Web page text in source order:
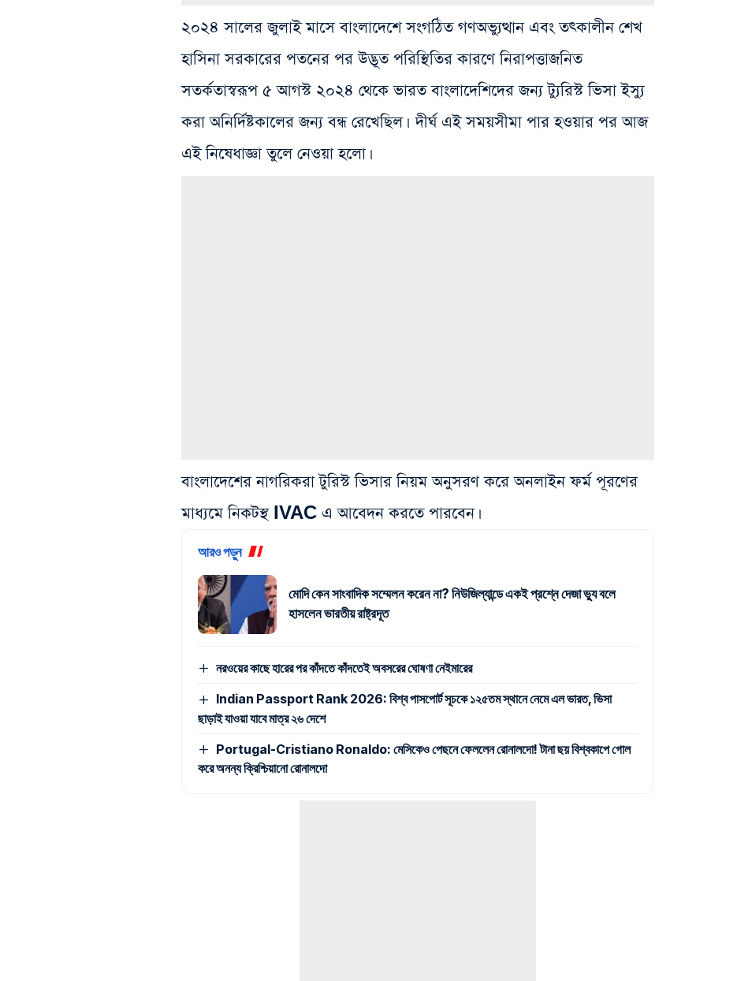
২০২৪ সালের জুলাই মাসে বাংলাদেশে সংগঠিত গণঅভ্যুত্থান এবং তৎকালীন শেখ
হাসিনা সরকারের পতনের পর উদ্ভূত পরিস্থিতির কারণে নিরাপত্তাজনিত
সতর্কতাস্বরূপ ৫ আগস্ট ২০২৪ থেকে ভারত বাংলাদেশিদের জন্য ট্যুরিস্ট ভিসা ইস্যু
করা অনির্দিষ্টকালের জন্য বন্ধ রেখেছিল। দীর্ঘ এই সময়সীমা পার হওয়ার পর আজ
এই নিষেধাজ্ঞা তুলে নেওয়া হলো।
বাংলাদেশের নাগরিকরা টুরিস্ট ভিসার নিয়ম অনুসরণ করে অনলাইন ফর্ম পূরণের
মাধ্যমে নিকটস্থ IVAC এ আবেদন করতে পারবেন।
আরও পড়ুন
মোদি কেন সাংবাদিক সম্মেলন করেন না? নিউজিল্যান্ডে একই প্রশ্নে দেজা ভ্যু বলে
হাসলেন ভারতীয় রাষ্ট্রদূত
নরওয়ের কাছে হারের পর কাঁদতে কাঁদতেই অবসরের ঘোষণা নেইমারের
Indian Passport Rank 2026: বিশ্ব পাসপোর্ট সূচকে ১২৫তম স্থানে নেমে এল ভারত, ভিসা
ছাড়াই যাওয়া যাবে মাত্র ২৬ দেশে
Portugal-Cristiano Ronaldo: মেসিকেও পেছনে ফেললেন রোনালদো! টানা ছয় বিশ্বকাপে গোল
করে অনন্য ক্রিশ্চিয়ানো রোনালদো